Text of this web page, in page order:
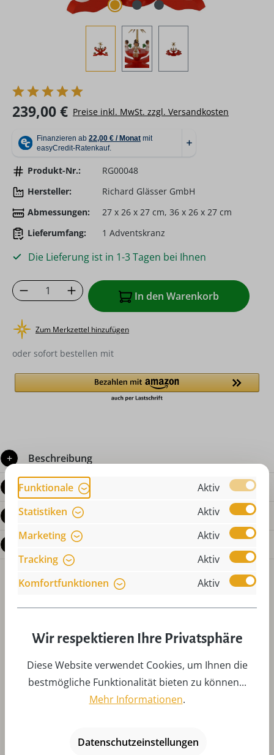
Regulärer Preis:
239,00 € Preise inkl. MwSt. zzgl. Versandkosten
Produkt-Nr.:
RG00048
Hersteller:
Richard Glässer GmbH
Abmessungen:
27 x 26 x 27 cm, 36 x 26 x 27 cm
Lieferumfang:
1 Adventskranz
Die Lieferung ist in 1-3 Tagen bei Ihnen
Produkt Anzahl: Gib den gewünschten
In den Warenkorb
Zum Merkzettel hinzufügen
oder sofort bestellen mit
Beschreibung
Produktdetails
Bewertungen
Fragen zum Produkt
Produktgalerie überspringen
Zubehör
Funktionale
Aktiv
Statistiken
Aktiv
Marketing
Aktiv
Tracking
Aktiv
Komfortfunktionen
Aktiv
Wir respektieren Ihre Privatsphäre
Diese Website verwendet Cookies, um Ihnen die
bestmögliche Funktionalität bieten zu können...
Mehr Informationen.
Datenschutzeinstellungen